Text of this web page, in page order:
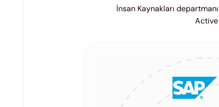
İnsan Kaynakları
Active